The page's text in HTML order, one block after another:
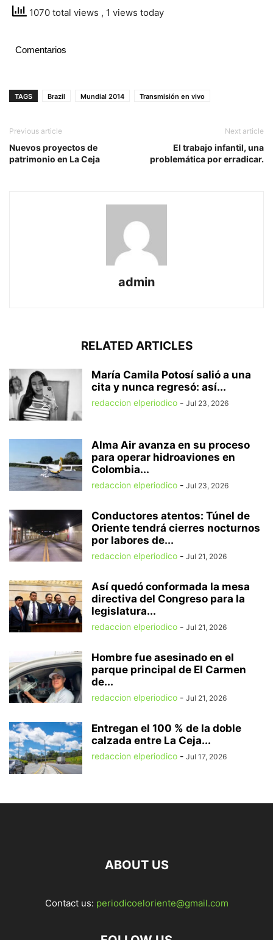
1070 total views , 1 views today
Comentarios
TAGS Brazil Mundial 2014 Transmisión en vivo
Previous article
Nuevos proyectos de
patrimonio en La Ceja
Next article
El trabajo infantil, una
problemática por erradicar.
admin
RELATED ARTICLES
María Camila Potosí salió a una
cita y nunca regresó: así...
redaccion elperiodico - Jul 23, 2026
Alma Air avanza en su proceso
para operar hidroaviones en
Colombia...
redaccion elperiodico - Jul 23, 2026
Conductores atentos: Túnel de
Oriente tendrá cierres nocturnos
por labores de...
redaccion elperiodico - Jul 21, 2026
Así quedó conformada la mesa
directiva del Congreso para la
legislatura...
redaccion elperiodico - Jul 21, 2026
Hombre fue asesinado en el
parque principal de El Carmen
de...
redaccion elperiodico - Jul 21, 2026
Entregan el 100 % de la doble
calzada entre La Ceja...
redaccion elperiodico - Jul 17, 2026
ABOUT US
Contact us: periodicoeloriente@gmail.com